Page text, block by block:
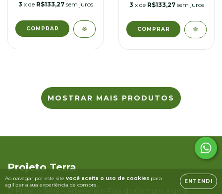
Ao navegar por este site você aceita o uso de cookies para
agilizar a sua experiência de compra.
ENTENDI
3 x de R$133,27 sem juros
3 x de R$133,27 sem juros
MOSTRAR MAIS PRODUTOS
Projeto Terra
O Projeto Terra – Artesanato Fora do Comum é uma